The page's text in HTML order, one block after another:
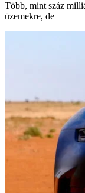
Több, mint száz
üzemekre, de